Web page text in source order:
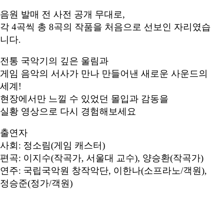
음원 발매 전 사전 공개 무대로,
각 4곡씩 총 8곡의 작품을 처음으로 선보인 자리였습
니다.
전통 국악기의 깊은 울림과
게임 음악의 서사가 만나 만들어낸 새로운 사운드의
세계!
현장에서만 느낄 수 있었던 몰입과 감동을
실황 영상으로 다시 경험해보세요
출연자
사회: 정소림(게임 캐스터)
편곡: 이지수(작곡가, 서울대 교수), 양승환(작곡가)
연주: 국립국악원 창작악단, 이한나(소프라노/객원),
정승준(정가/객원)